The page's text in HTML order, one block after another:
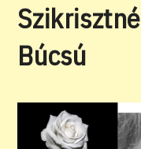
Búcsú